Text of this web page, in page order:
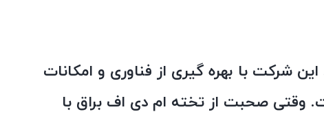
شرکت با بهره گیری از فناوری و امکانات
وقتی صحبت از تخته ام دی اف براق با